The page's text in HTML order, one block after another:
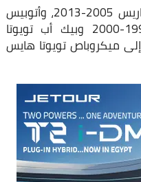
ويشارك في المزاد سيارة تويوتا ياريس 2005-2013، وأتوبيس
تويوتا كوستر “الجيل الثالث” 1993-2000 وبيك أب تويوتا
بالإضافة إلى ميكروباص تويوتا هايس